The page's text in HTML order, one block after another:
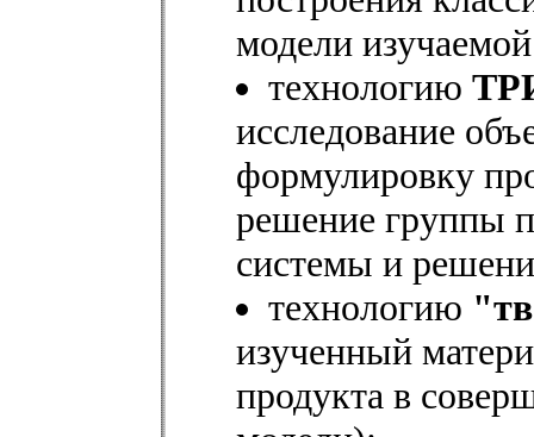
модели
технологию
исследование
формулировку
решение группы
системы и
технологию
изученный
продукта в